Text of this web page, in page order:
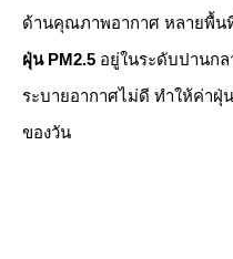
ด้านคุณภาพอากาศ หลายพื้น
ฝุ่น PM2.5 อยู่ในระดับปานกล
ระบายอากาศไม่ดี ทำให้ค่าฝุ่
ของวัน